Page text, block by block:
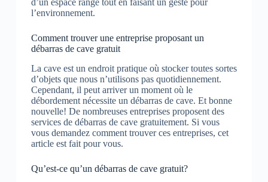
d’un espace rangé tout en faisant un geste pour
l’environnement.
Comment trouver une entreprise proposant un
débarras de cave gratuit
La cave est un endroit pratique où stocker toutes sortes
d’objets que nous n’utilisons pas quotidiennement.
Cependant, il peut arriver un moment où le
débordement nécessite un débarras de cave. Et bonne
nouvelle! De nombreuses entreprises proposent des
services de débarras de cave gratuitement. Si vous
vous demandez comment trouver ces entreprises, cet
article est fait pour vous.
Qu’est-ce qu’un débarras de cave gratuit?